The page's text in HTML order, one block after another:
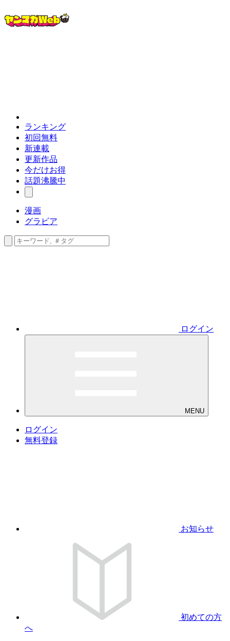
ランキング
初回無料
新連載
更新作品
今だけお得
話題沸騰中
漫画
グラビア
ログイン
MENU
ログイン
無料登録
お知らせ
初めての方
へ